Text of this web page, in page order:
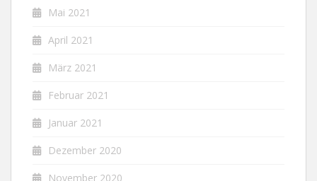
Mai 2021
April 2021
März 2021
Februar 2021
Januar 2021
Dezember 2020
November 2020